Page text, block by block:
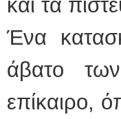
και τα
Ένα
άβατο
επίκαιρο,